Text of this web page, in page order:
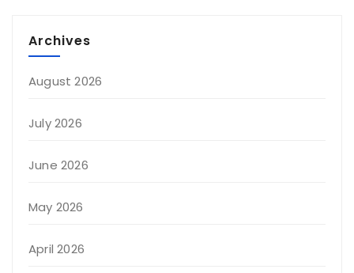
Archives
August 2026
July 2026
June 2026
May 2026
April 2026